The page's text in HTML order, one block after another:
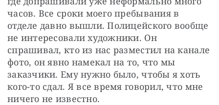
часов. Все сроки моего пребывания в
отделе давно вышли. Полицейского вообще
не интересовали художники. Он
спрашивал, кто из нас разместил на канале
фото, он явно намекал на то, что мы
заказчики. Ему нужно было, чтобы я хоть
кого-то сдал. Я все время говорил, что мне
ничего не известно.